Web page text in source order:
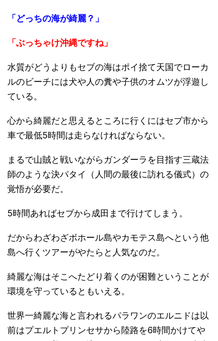
「どっちの海が綺麗？」
「ぶっちゃけ沖縄ですね」
水質がどうよりもセブの海はポイ捨て天国でローカ
ルのビーチには犬や人の糞や子供のオムツが浮遊し
ている。
心から綺麗だと思えるところに行くにはセブ市から
車で最低5時間は走らなければならない。
まるで山賊と戦いながらガンダーラを目指す三蔵法
師のような決パタイ（人間の最後に訪れる儀式）の
覚悟が必要だ。
5時間あればセブから成田まで行けてしまう。
だからわざわざボホール島やカモテス島へという他
島へ行くツアーがやたらと人気なのだ。
綺麗な海はそこへたどり着くのが困難ということが
環境を守っているともいえる。
世界一綺麗な海と言われるパラワンのエルニドは以
前はプエルトプリンセサから陸路を6時間かけてや